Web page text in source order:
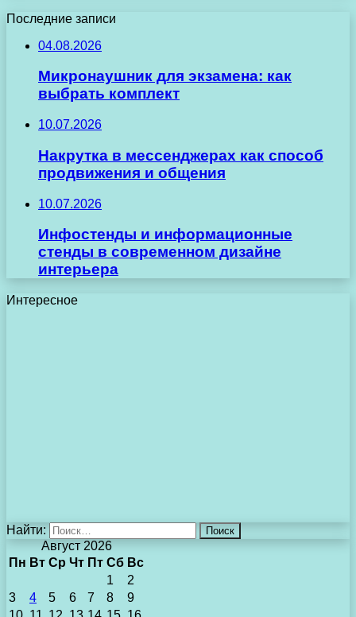
Последние записи
04.08.2026
Микронаушник для экзамена: как
выбрать комплект
10.07.2026
Накрутка в мессенджерах как способ
продвижения и общения
10.07.2026
Инфостенды и информационные
стенды в современном дизайне
интерьера
Интересное
Найти:
Август 2026
Пн Вт Ср Чт Пт Сб Вс
1
2
3
4 5 6 7 8
9